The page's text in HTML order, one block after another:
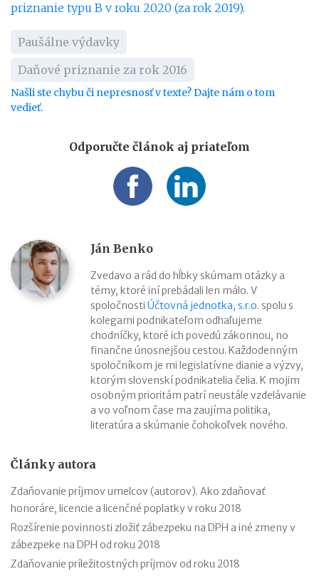
priznanie typu B v roku 2020 (za rok 2019).
Paušálne výdavky
Daňové priznanie za rok 2016
Našli ste chybu či nepresnosť v texte? Dajte nám o tom
vedieť.
Odporučte článok aj priateľom
Ján Benko
Zvedavo a rád do hĺbky skúmam otázky a
témy, ktoré iní prebádali len málo. V
spoločnosti Účtovná jednotka, s.r.o. spolu s
kolegami podnikateľom odhaľujeme
chodníčky, ktoré ich povedú zákonnou, no
finančne únosnejšou cestou. Každodenným
spoločníkom je mi legislatívne dianie a výzvy,
ktorým slovenskí podnikatelia čelia. K mojim
osobným prioritám patrí neustále vzdelávanie
a vo voľnom čase ma zaujíma politika,
literatúra a skúmanie čohokoľvek nového.
Články autora
Zdaňovanie príjmov umelcov (autorov). Ako zdaňovať
honoráre, licencie a licenčné poplatky v roku 2018
Rozšírenie povinnosti zložiť zábezpeku na DPH a iné zmeny v
zábezpeke na DPH od roku 2018
Zdaňovanie príležitostných príjmov od roku 2018